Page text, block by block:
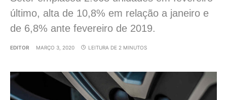
último, alta de 10,8% em relação a janeiro e
de 6,8% ante fevereiro de 2019.
EDITOR MARÇO 3, 2020 LEITURA DE 2 MINUTOS